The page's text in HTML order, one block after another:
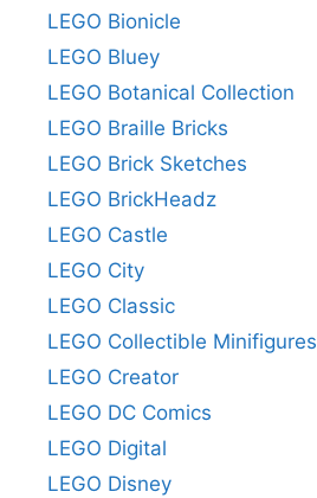
LEGO Bionicle
LEGO Bluey
LEGO Botanical Collection
LEGO Braille Bricks
LEGO Brick Sketches
LEGO BrickHeadz
LEGO Castle
LEGO City
LEGO Classic
LEGO Collectible Minifigures
LEGO Creator
LEGO DC Comics
LEGO Digital
LEGO Disney